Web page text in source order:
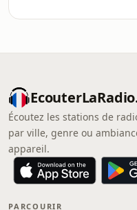
Écoutez les stations de
par ville, genre ou
appareil.
PARCOURIR